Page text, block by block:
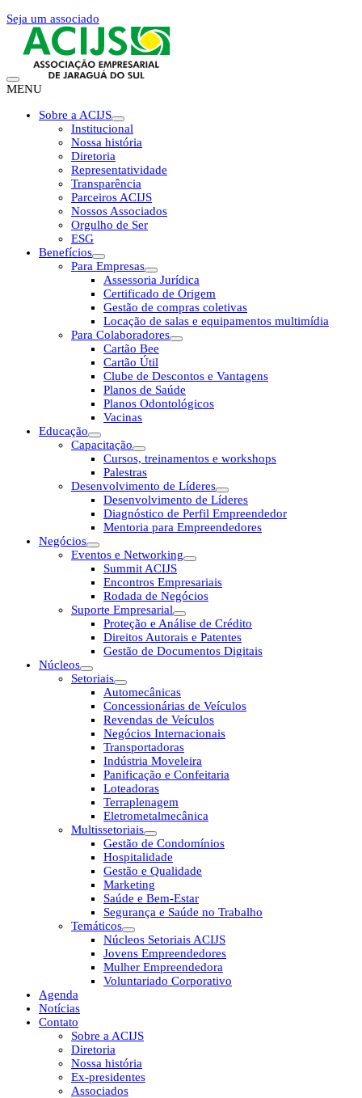
Seja um associado
MENU
Sobre a ACIJS
Institucional
Nossa história
Diretoria
Representatividade
Transparência
Parceiros ACIJS
Nossos Associados
Orgulho de Ser
ESG
Benefícios
Para Empresas
Assessoria Jurídica
Certificado de Origem
Gestão de compras coletivas
Locação de salas e equipamentos multimídia
Para Colaboradores
Cartão Bee
Cartão Útil
Clube de Descontos e Vantagens
Planos de Saúde
Planos Odontológicos
Vacinas
Educação
Capacitação
Cursos, treinamentos e workshops
Palestras
Desenvolvimento de Líderes
Desenvolvimento de Líderes
Diagnóstico de Perfil Empreendedor
Mentoria para Empreendedores
Negócios
Eventos e Networking
Summit ACIJS
Encontros Empresariais
Rodada de Negócios
Suporte Empresarial
Proteção e Análise de Crédito
Direitos Autorais e Patentes
Gestão de Documentos Digitais
Núcleos
Setoriais
Automecânicas
Concessionárias de Veículos
Revendas de Veículos
Negócios Internacionais
Transportadoras
Indústria Moveleira
Panificação e Confeitaria
Loteadoras
Terraplenagem
Eletrometalmecânica
Multissetoriais
Gestão de Condomínios
Hospitalidade
Gestão e Qualidade
Marketing
Saúde e Bem-Estar
Segurança e Saúde no Trabalho
Temáticos
Núcleos Setoriais ACIJS
Jovens Empreendedores
Mulher Empreendedora
Voluntariado Corporativo
Agenda
Notícias
Contato
Sobre a ACIJS
Diretoria
Nossa história
Ex-presidentes
Associados